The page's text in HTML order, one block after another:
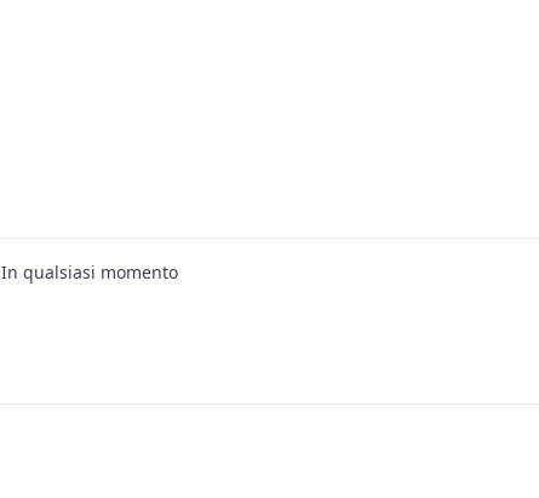
In qualsiasi momento